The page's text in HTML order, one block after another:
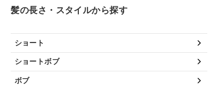
髪の長さ・スタイルから探す
ショート
ショートボブ
ボブ